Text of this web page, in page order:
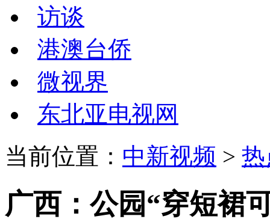
访谈
港澳台侨
微视界
东北亚电视网
当前位置： 中新视频 >
广西：公园“穿短裙